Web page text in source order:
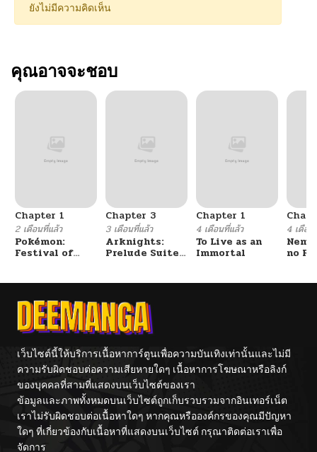
ยังไม่มีความคิดเห็น
คุณอาจจะชอบ
Chapter 1
2 เดือนที่แล้ว
Pokémon:
Festival of
Chapter 3
3 เดือนที่แล้ว
Arknights:
Prelude Suite:
Chapter 1
4 เดือนที่แล้ว
To Live as an
Immortal
4 เดือน
no
เว็บไซต์นี้ให้บริการเนื้อหาการ์ตูนเพื่อความบันเทิงเท่านั้นและไม่มี
ความรับผิดชอบต่อความเสียหายใดๆ เนื้อหาการโฆษณาหรือลิงก์
ของบุคคลที่สามที่แสดงบนเว็บไซต์ของเรา
ข้อมูลและภาพทั้งหมดบนเว็บไซต์ถูกเก็บรวบรวมจากอินเทอร์เน็ต
เราไม่รับผิดชอบต่อเนื้อหาใดๆ หากคุณหรือองค์กรของคุณมีปัญหา
ใดๆ ที่เกี่ยวข้องกับเนื้อหาที่แสดงบนเว็บไซต์ กรุณาติดต่อเราเพื่อ
จัดการ